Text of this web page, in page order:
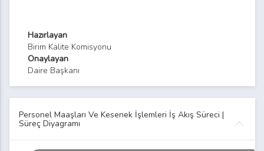
Hazırlayan
Birim Kalite Komisyonu
Onaylayan
Daire Başkanı
Personel Maaşları Ve Kesenek İşlemleri İş Akış Süreci |
Süreç Diyagramı